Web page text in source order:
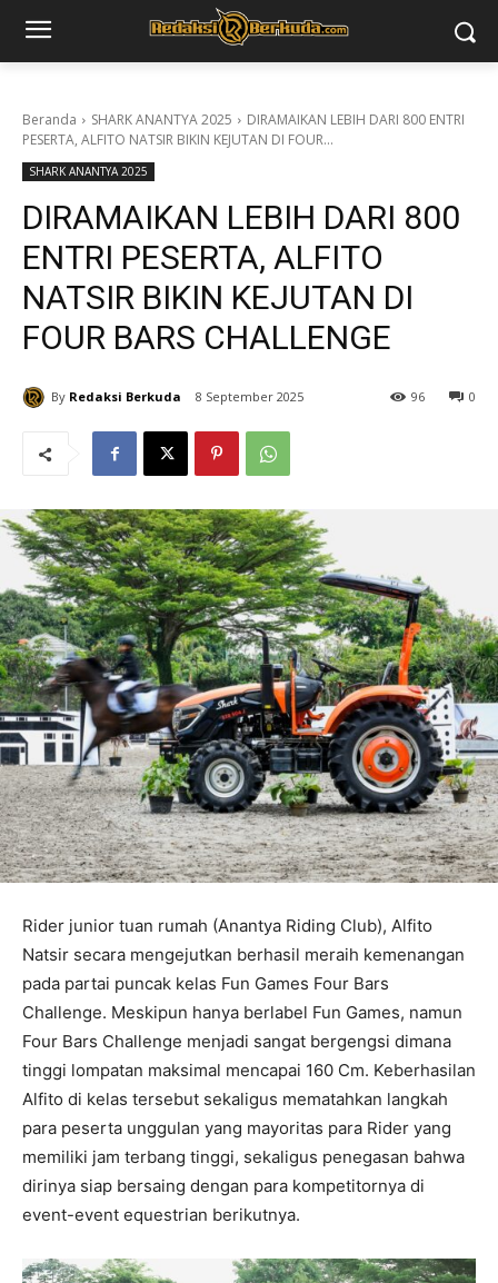
Beranda SHARK ANANTYA 2025
DIRAMAIKAN LEBIH DARI 800 ENTRI
PESERTA, ALFITO NATSIR BIKIN KEJUTAN DI FOUR...
SHARK ANANTYA 2025
DIRAMAIKAN LEBIH DARI 800
ENTRI PESERTA, ALFITO
NATSIR BIKIN KEJUTAN DI
FOUR BARS CHALLENGE
By Redaksi Berkuda 8 September 2025 0
96
Rider junior tuan rumah (Anantya Riding Club), Alfito
Natsir secara mengejutkan berhasil meraih kemenangan
pada partai puncak kelas Fun Games Four Bars
Challenge. Meskipun hanya berlabel Fun Games, namun
Four Bars Challenge menjadi sangat bergengsi dimana
tinggi lompatan maksimal mencapai 160 Cm. Keberhasilan
Alfito di kelas tersebut sekaligus mematahkan langkah
para peserta unggulan yang mayoritas para Rider yang
memiliki jam terbang tinggi, sekaligus penegasan bahwa
dirinya siap bersaing dengan para kompetitornya di
event-event equestrian berikutnya.